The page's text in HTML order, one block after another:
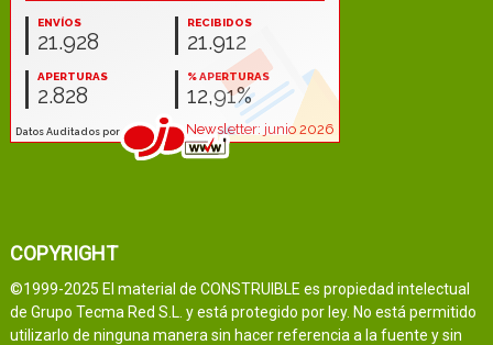
COPYRIGHT
©1999-2025 El material de CONSTRUIBLE es propiedad intelectual
de Grupo Tecma Red S.L. y está protegido por ley. No está permitido
utilizarlo de ninguna manera sin hacer referencia a la fuente y sin